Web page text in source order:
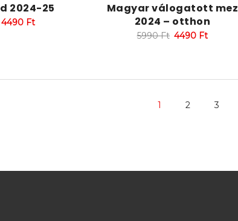
2024-25
4490 Ft
Magyar válogatott mez
2024 – otthon
5990Ft 4490 Ft
1 2 3